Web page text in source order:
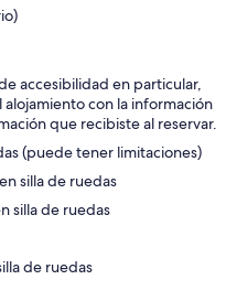
accesibilidad en particular,
con la información
que recibiste al reservar.
(puede tener limitaciones)
silla de ruedas
silla de ruedas
de ruedas